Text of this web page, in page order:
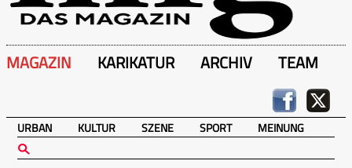
MAGAZIN KARIKATUR ARCHIV TEAM
URBAN KULTUR SZENE SPORT MEINUNG